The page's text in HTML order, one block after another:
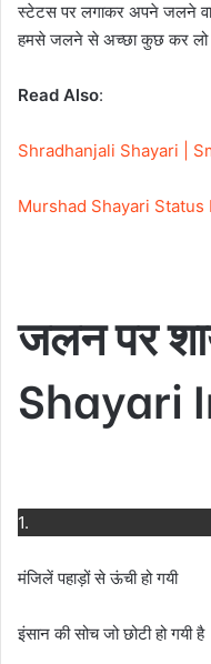
स्टेटस पर लगाकर अपने जलने
हमसे जलने से अच्छा कुछ कर लो
Read Also:
Shradhanjali Shayari |
Murshad Shayari Status
जलन पर
Shayari
1.
मंजिलें पहाड़ों से ऊंची हो गयी
इंसान की सोच जो छोटी हो गयी है